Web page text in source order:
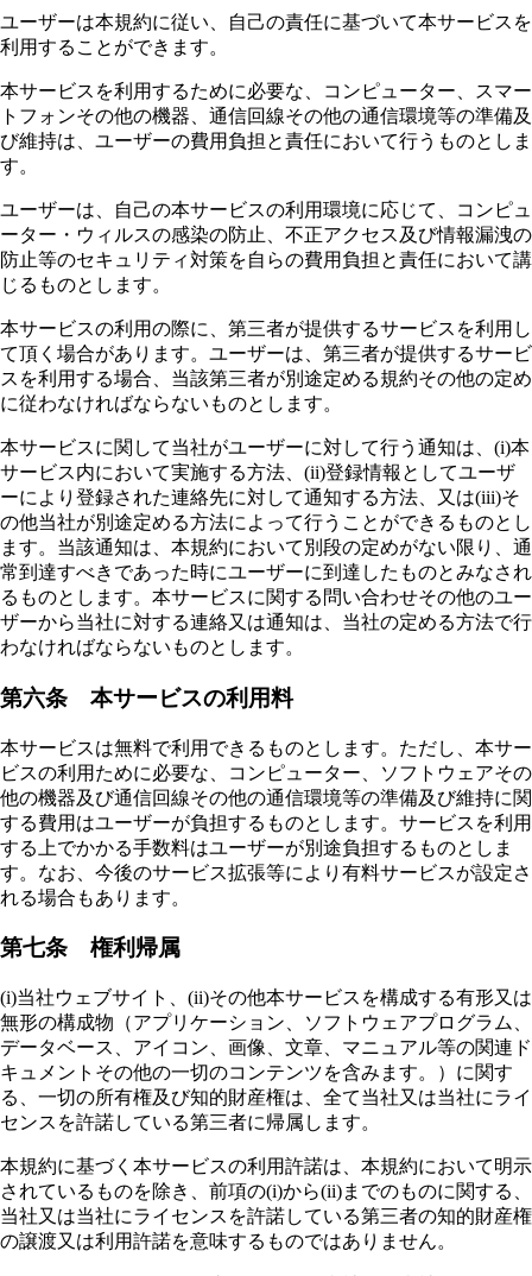
ユーザーは本規約に従い、自己の責任に基づいて本サービスを
利用することができます。
本サービスを利用するために必要な、コンピューター、スマー
トフォンその他の機器、通信回線その他の通信環境等の準備及
び維持は、ユーザーの費用負担と責任において行うものとしま
す。
ユーザーは、自己の本サービスの利用環境に応じて、コンピュ
ーター・ウィルスの感染の防止、不正アクセス及び情報漏洩の
防止等のセキュリティ対策を自らの費用負担と責任において講
じるものとします。
本サービスの利用の際に、第三者が提供するサービスを利用し
て頂く場合があります。ユーザーは、第三者が提供するサービ
スを利用する場合、当該第三者が別途定める規約その他の定め
に従わなければならないものとします。
本サービスに関して当社がユーザーに対して行う通知は、(i)本
サービス内において実施する方法、(ii)登録情報としてユーザ
ーにより登録された連絡先に対して通知する方法、又は(iii)そ
の他当社が別途定める方法によって行うことができるものとし
ます。当該通知は、本規約において別段の定めがない限り、通
常到達すべきであった時にユーザーに到達したものとみなされ
るものとします。本サービスに関する問い合わせその他のユー
ザーから当社に対する連絡又は通知は、当社の定める方法で行
わなければならないものとします。
第六条 本サービスの利用料
本サービスは無料で利用できるものとします。ただし、本サー
ビスの利用ために必要な、コンピューター、ソフトウェアその
他の機器及び通信回線その他の通信環境等の準備及び維持に関
する費用はユーザーが負担するものとします。サービスを利用
する上でかかる手数料はユーザーが別途負担するものとしま
す。なお、今後のサービス拡張等により有料サービスが設定さ
れる場合もあります。
第七条 権利帰属
(i)当社ウェブサイト、(ii)その他本サービスを構成する有形又は
無形の構成物（アプリケーション、ソフトウェアプログラム、
データベース、アイコン、画像、文章、マニュアル等の関連ド
キュメントその他の一切のコンテンツを含みます。）に関す
る、一切の所有権及び知的財産権は、全て当社又は当社にライ
センスを許諾している第三者に帰属します。
本規約に基づく本サービスの利用許諾は、本規約において明示
されているものを除き、前項の(i)から(ii)までのものに関する、
当社又は当社にライセンスを許諾している第三者の知的財産権
の譲渡又は利用許諾を意味するものではありません。